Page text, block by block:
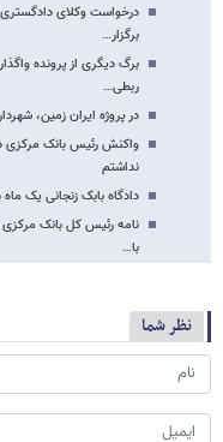
درخواست وکلای
برگزار…
برگ دیگری از پرونده
ربطی…
در پروژه ایران زمین،
واکنش رئیس بانک مرکزی
نداشتم
دادگاه بابک زنجانی یک
نامه رئیس کل بانک مرکزی
با…
نظر شما